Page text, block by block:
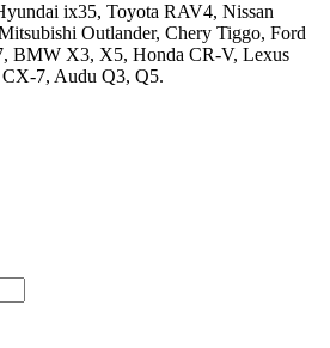
ix35, Toyota RAV4, Nissan
Outlander, Chery Tiggo, Ford
BMW X3, X5, Honda CR-V, Lexus
7, Audu Q3, Q5.